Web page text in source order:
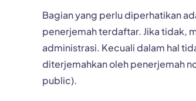
Bagian yang perlu diperhatikan
penerjemah terdaftar. Jika tidak,
administrasi. Kecuali dalam hal
diterjemahkan oleh penerjemah
public).